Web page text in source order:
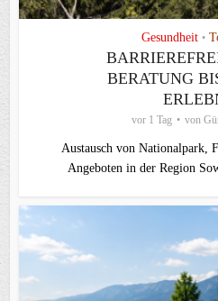
Gesundheit •
BERATUNG
vor 1 Tag von
Austausch von Nationalpark,
Angeboten in der Region